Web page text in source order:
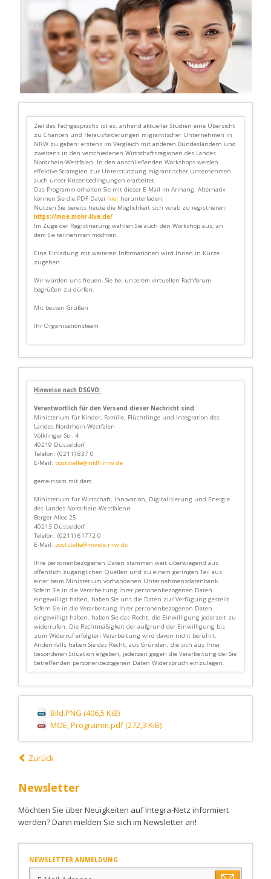
Ziel des Fachgesprächs ist es, anhand aktueller Studien eine Übersicht
zu Chancen und Herausforderungen migrantischer Unternehmen in
NRW zu geben: erstens im Vergleich mit anderen Bundesländern und
zweitens in den verschiedenen Wirtschaftsregionen des Landes
Nordrhein-Westfalen. In den anschließenden Workshops werden
effektive Strategien zur Unterstützung migrantischer Unternehmen
auch unter Krisenbedingungen erarbeitet.
Das Programm erhalten Sie mit dieser E-Mail im Anhang. Alternativ
können Sie die PDF Datei hier herunterladen.
Nutzen Sie bereits heute die Möglichkeit sich vorab zu registrieren:
https://moe.mohr-live.de/
Im Zuge der Registrierung wählen Sie auch den Workshop aus, an
dem Sie teilnehmen möchten.
Eine Einladung mit weiteren Informationen wird Ihnen in Kürze
zugehen.
Wir würden uns freuen, Sie bei unserem virtuellen Fachforum
begrüßen zu dürfen.
Mit besten Grüßen
Ihr Organisationsteam
Hinweise nach DSGVO:
Verantwortlich für den Versand dieser Nachricht sind :
Ministerium für Kinder, Familie, Flüchtlinge und Integration des
Landes Nordrhein-Westfalen
Völklinger Str. 4
40219 Düsseldorf
Telefon: (0211) 837 0
E-Mail: poststelle@mkffi.nrw.de
gemeinsam mit dem
Ministerium für Wirtschaft, Innovation, Digitalisierung und Energie
des Landes Nordrhein-Westfalenn
Berger Allee 25
40213 Düsseldorf
Telefon: (0211) 61772 0
E-Mail: poststelle@mwide.nrw.de
Ihre personenbezogenen Daten stammen weit überwiegend aus
öffentlich zugänglichen Quellen und zu einem geringen Teil aus
einer beim Ministerium vorhandenen Unternehmensdatenbank.
Sofern Sie in die Verarbeitung Ihrer personenbezogenen Daten
eingewilligt haben, haben Sie uns die Daten zur Verfügung gestellt.
Sofern Sie in die Verarbeitung Ihrer personenbezogenen Daten
eingewilligt haben, haben Sie das Recht, die Einwilligung jederzeit zu
widerrufen. Die Rechtmäßigkeit der aufgrund der Einwilligung bis
zum Widerruf erfolgten Verarbeitung wird davon nicht berührt.
Andernfalls haben Sie das Recht, aus Gründen, die sich aus Ihrer
besonderen Situation ergeben, jederzeit gegen die Verarbeitung der Sie
betreffenden personenbezogenen Daten Widerspruch einzulegen.
Bild.PNG (406,5 KiB)
MOE_Programm.pdf(272,3 KiB)
Zurück
Newsletter
Möchten Sie über Neuigkeiten auf Integra-Netz informiert
werden? Dann melden Sie sich im Newsletter an!
NEWSLETTER ANMELDUNG